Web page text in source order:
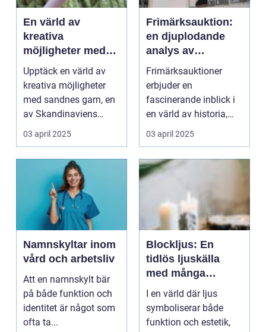
En värld av
kreativa
möjligheter med
garn
Upptäck en värld av
kreativa möjligheter
med sandnes garn, en
av Skandinaviens
mest &...
03 april 2025
Frimärksauktion:
en djuplodande
analys av
samlarmarknaden
Frimärksauktioner
erbjuder en
fascinerande inblick i
en värld av historia,
konst och ekono...
03 april 2025
Namnskyltar inom
vård och arbetsliv
Att en namnskylt bär
på både funktion och
identitet är något som
ofta ta...
Blockljus: En
tidlös ljuskälla
med många
användningsområ
den
I en värld där ljus
symboliserar både
funktion och estetik,